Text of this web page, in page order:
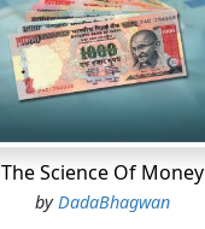
The Science Of Money
byDadaBhagwan